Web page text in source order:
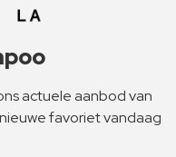
actuele aanbod van
favoriet vandaag